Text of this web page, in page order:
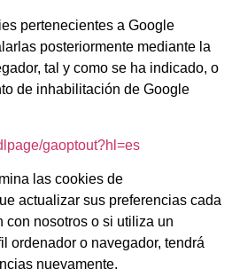
pertenecientes a Google
posteriormente mediante la
tal y como se ha indicado, o
de inhabilitación de Google
gaoptout?hl=es
las cookies de
actualizar sus preferencias cada
nosotros o si utiliza un
ordenador o navegador, tendrá
nuevamente.